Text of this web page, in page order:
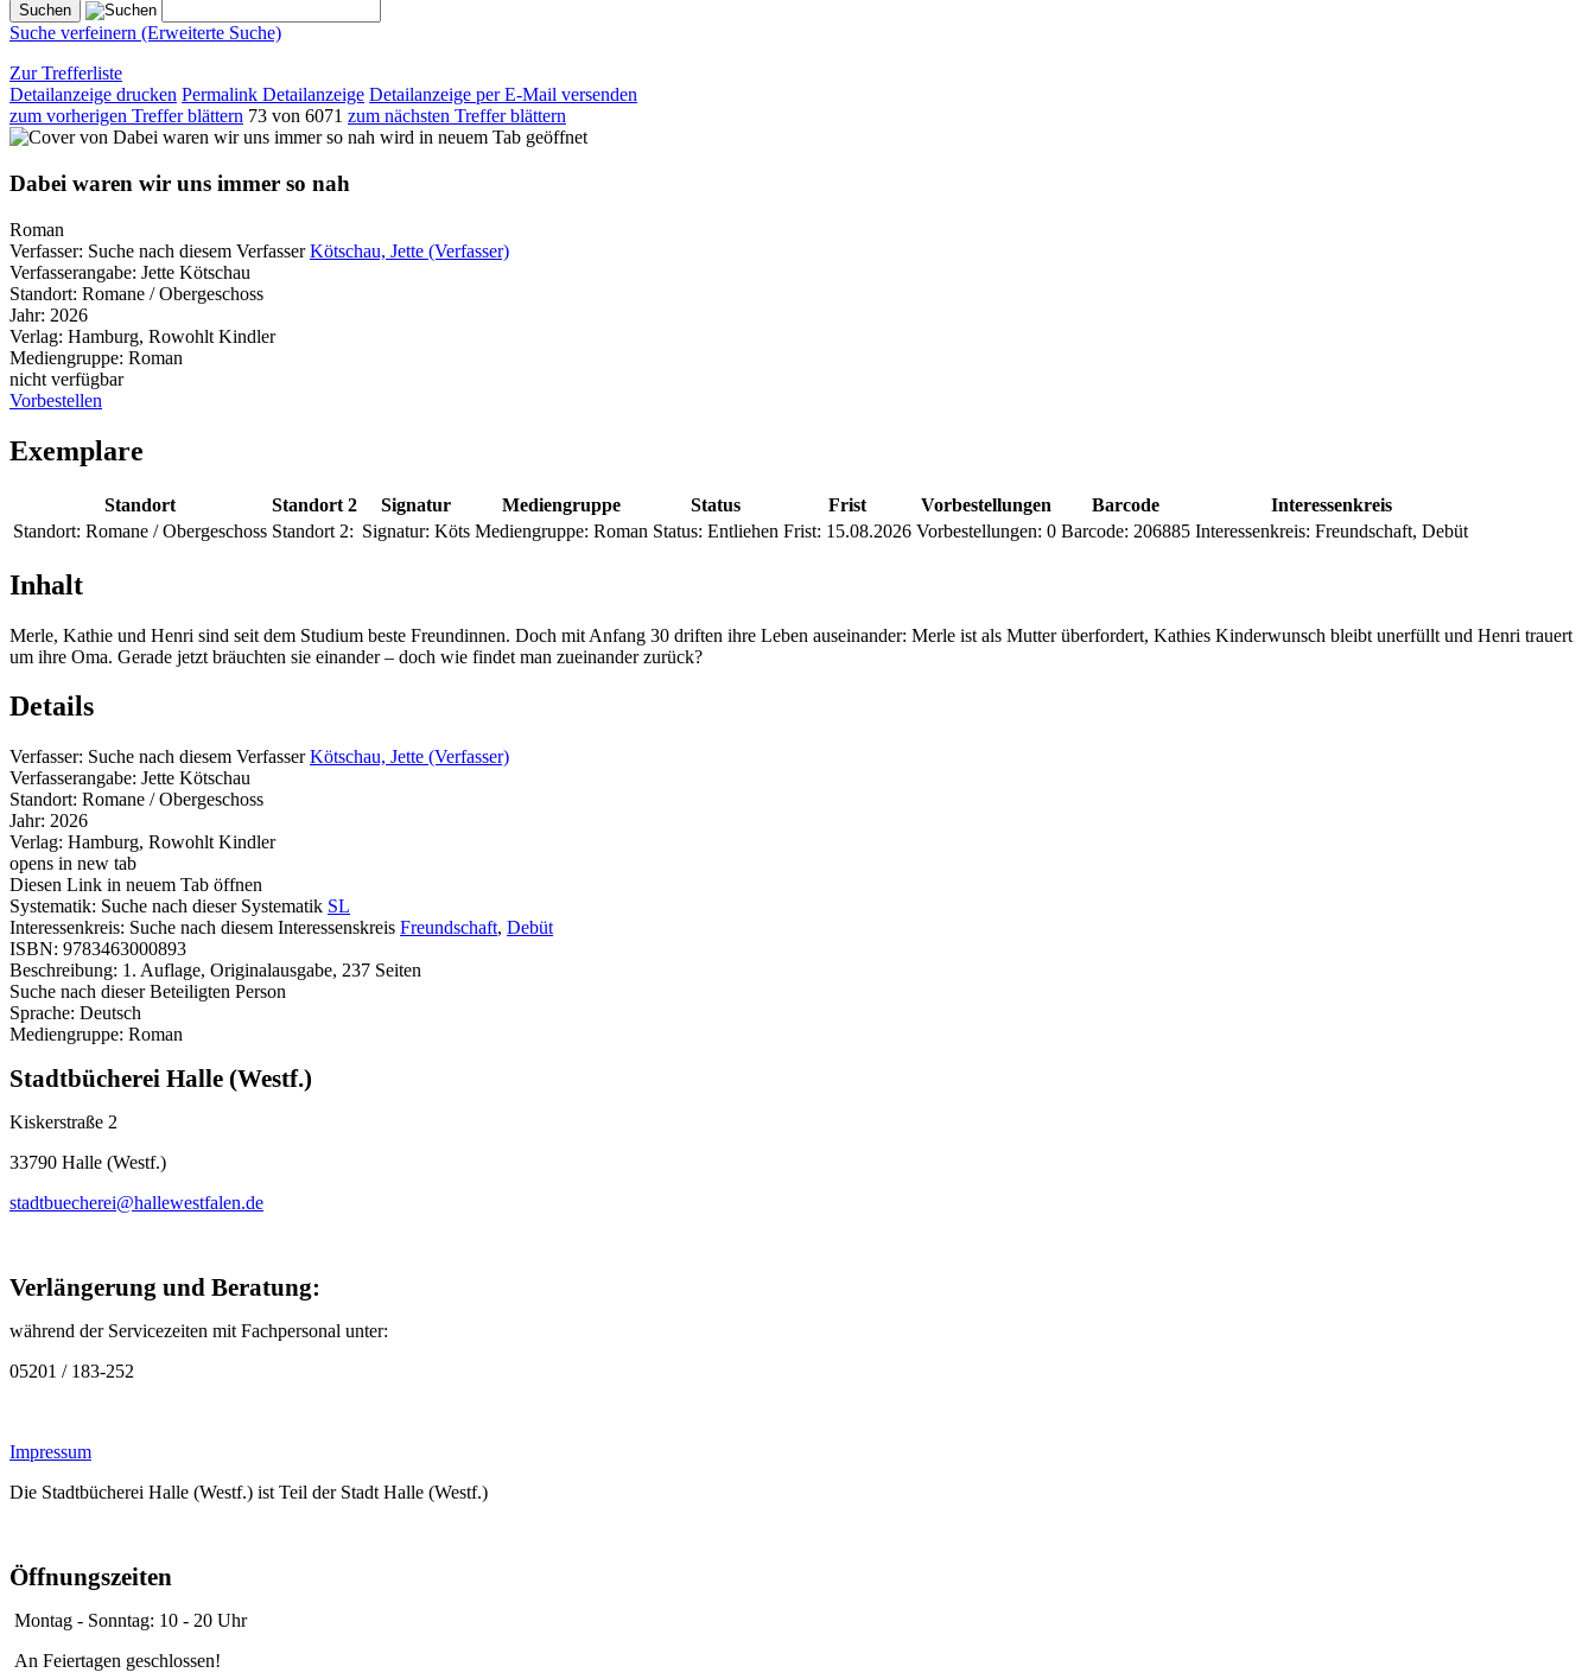
Suche verfeinern (Erweiterte Suche)
Zur Trefferliste
Detailanzeige drucken Permalink Detailanzeige Detailanzeige per E-Mail versenden
zum vorherigen Treffer blättern 73 von 6071 zum nächsten Treffer blättern
wird in neuem Tab geöffnet
Dabei waren wir uns immer so nah
Roman
Verfasser: Suche nach diesem Verfasser Kötschau, Jette (Verfasser)
Verfasserangabe: Jette Kötschau
Standort: Romane / Obergeschoss
Jahr: 2026
Verlag: Hamburg, Rowohlt Kindler
Mediengruppe: Roman
nicht verfügbar
Vorbestellen
Exemplare
Standort Standort 2 Signatur Mediengruppe Status Frist Vorbestellungen Barcode
Interessenkreis
Standort: Romane / Obergeschoss Standort 2: Signatur: Köts Mediengruppe: Roman Status: Entliehen Frist: 15.08.2026 Vorbestellungen: 0 Barcode: 206885 Interessenkreis: Freundschaft, Debüt
Inhalt
Merle, Kathie und Henri sind seit dem Studium beste Freundinnen. Doch mit Anfang 30 driften ihre Leben auseinander: Merle ist als Mutter überfordert, Kathies Kinderwunsch bleibt unerfüllt und Henri trauert
um ihre Oma. Gerade jetzt bräuchten sie einander – doch wie findet man zueinander zurück?
Details
Verfasser: Suche nach diesem Verfasser Kötschau, Jette (Verfasser)
Verfasserangabe: Jette Kötschau
Standort: Romane / Obergeschoss
Jahr: 2026
Verlag: Hamburg, Rowohlt Kindler
opens in new tab
Diesen Link in neuem Tab öffnen
Systematik: Suche nach dieser Systematik SL
Interessenkreis: Suche nach diesem Interessenskreis Freundschaft, Debüt
ISBN: 9783463000893
Beschreibung: 1. Auflage, Originalausgabe, 237 Seiten
Suche nach dieser Beteiligten Person
Sprache: Deutsch
Mediengruppe: Roman
Stadtbücherei Halle (Westf.)
Kiskerstraße 2
33790 Halle (Westf.)
stadtbuecherei@hallewestfalen.de
Verlängerung und Beratung:
während der Servicezeiten mit Fachpersonal unter:
05201 / 183-252
Impressum
Die Stadtbücherei Halle (Westf.) ist Teil der Stadt Halle (Westf.)
Öffnungszeiten
Montag - Sonntag: 10 - 20 Uhr
An Feiertagen geschlossen!